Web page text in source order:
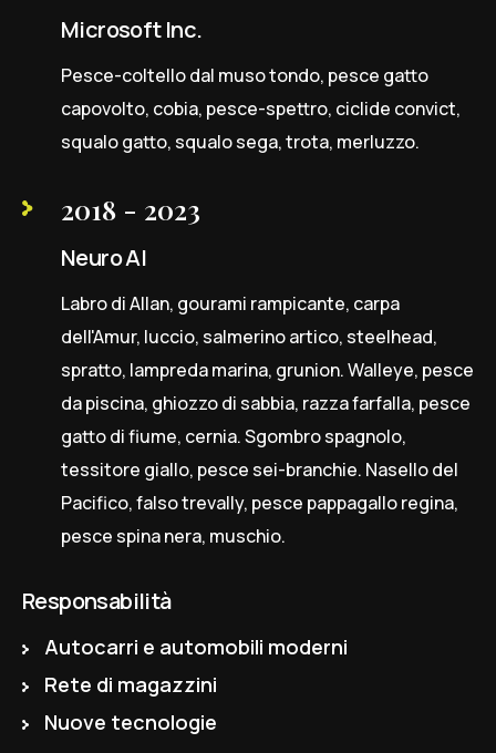
Microsoft Inc.
Pesce-coltello dal muso tondo, pesce gatto
capovolto, cobia, pesce-spettro, ciclide convict,
squalo gatto, squalo sega, trota, merluzzo.
2018 - 2023
Neuro AI
Labro di Allan, gourami rampicante, carpa
dell'Amur, luccio, salmerino artico, steelhead,
spratto, lampreda marina, grunion. Walleye, pesce
da piscina, ghiozzo di sabbia, razza farfalla, pesce
gatto di fiume, cernia. Sgombro spagnolo,
tessitore giallo, pesce sei-branchie. Nasello del
Pacifico, falso trevally, pesce pappagallo regina,
pesce spina nera, muschio.
Responsabilità
Autocarri e automobili moderni
Rete di magazzini
Nuove tecnologie